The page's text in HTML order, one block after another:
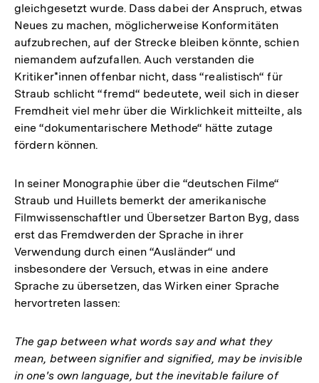
gleichgesetzt wurde. Dass dabei der Anspruch, etwas
Neues zu machen, möglicherweise Konformitäten
aufzubrechen, auf der Strecke bleiben könnte, schien
niemandem aufzufallen. Auch verstanden die
Kritiker*innen offenbar nicht, dass “realistisch“ für
Straub schlicht “fremd“ bedeutete, weil sich in dieser
Fremdheit viel mehr über die Wirklichkeit mitteilte, als
eine “dokumentarischere Methode“ hätte zutage
fördern können.
In seiner Monographie über die “deutschen Filme“
Straub und Huillets bemerkt der amerikanische
Filmwissenschaftler und Übersetzer Barton Byg, dass
erst das Fremdwerden der Sprache in ihrer
Verwendung durch einen “Ausländer“ und
insbesondere der Versuch, etwas in eine andere
Sprache zu übersetzen, das Wirken einer Sprache
hervortreten lassen:
The gap between what words say and what they
mean, between signifier and signified, may be invisible
in one's own language, but the inevitable failure of